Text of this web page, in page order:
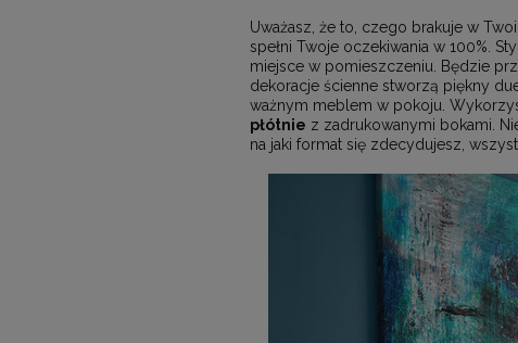
Uważasz, że to, czego brakuje w
spełni Twoje oczekiwania w 100%.
miejsce w pomieszczeniu. Będzie
dekoracje ścienne stworzą piękny
ważnym meblem w pokoju.
płótnie z zadrukowanymi bokami.
na jaki format się zdecydujesz,